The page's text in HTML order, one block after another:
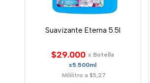
Suavizante Eterna 5.5l
$29.000 x Botella
x5.500ml
Mililitro a $5,27